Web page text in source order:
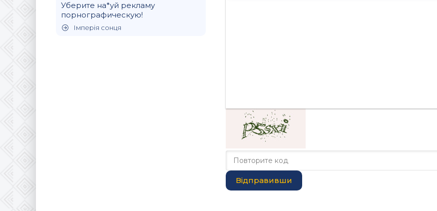
Уберите на*уй рекламу
порнографическую!
Імперія сонця
Відправивши